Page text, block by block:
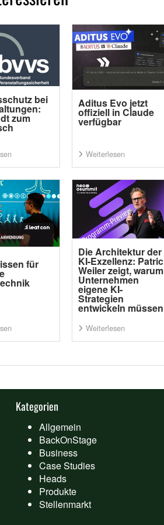
bei
zum
Aditus Evo jetzt
offiziell in Claude
verfügbar
Weiterlesen
für
Die Architektur der
KI-Exzellenz: Patric
Weiler zeigt, warum
Unternehmen
eigene KI-
Strategien
entwickeln müssen
Weiterlesen
Kategorien
Allgemein
BackOnStage
Business
Case Studies
Heads
Produkte
Stellenmarkt